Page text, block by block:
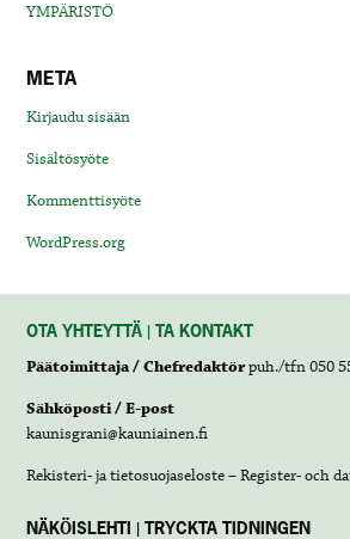
YMPÄRISTÖ
META
Kirjaudu sisään
Sisältösyöte
Kommenttisyöte
WordPress.org
OTA YHTEYTTÄ | TA KONTAKT
Päätoimittaja / Chefredaktörpuh./tfn 050
Sähköposti / E-post
kaunisgrani@kauniainen.fi
Rekisteri- ja tietosuojaseloste – Register- och
NÄKÖISLEHTI | TRYCKTA TIDNINGEN